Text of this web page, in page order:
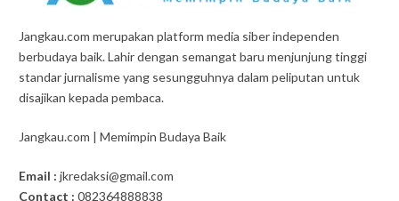
Jangkau.com merupakan platform media siber independen
berbudaya baik. Lahir dengan semangat baru menjunjung tinggi
standar jurnalisme yang sesungguhnya dalam peliputan untuk
disajikan kepada pembaca.
Jangkau.com | Memimpin Budaya Baik
Email : jkredaksi@gmail.com
Contact : 082364888838